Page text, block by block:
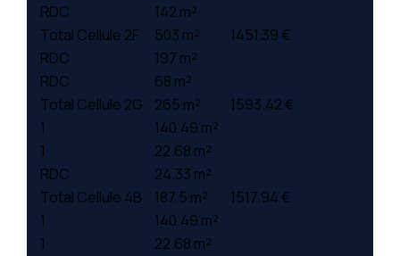
RDC
142 m²
Total Cellule 2F
503 m²
1451.39 €
RDC
197 m²
RDC
68 m²
Total Cellule 2G
265 m²
1593.42 €
1
140.49 m²
1
22.68 m²
RDC
24.33 m²
Total Cellule 4B
187.5 m²
1517.94 €
1
140.49 m²
1
22.68 m²